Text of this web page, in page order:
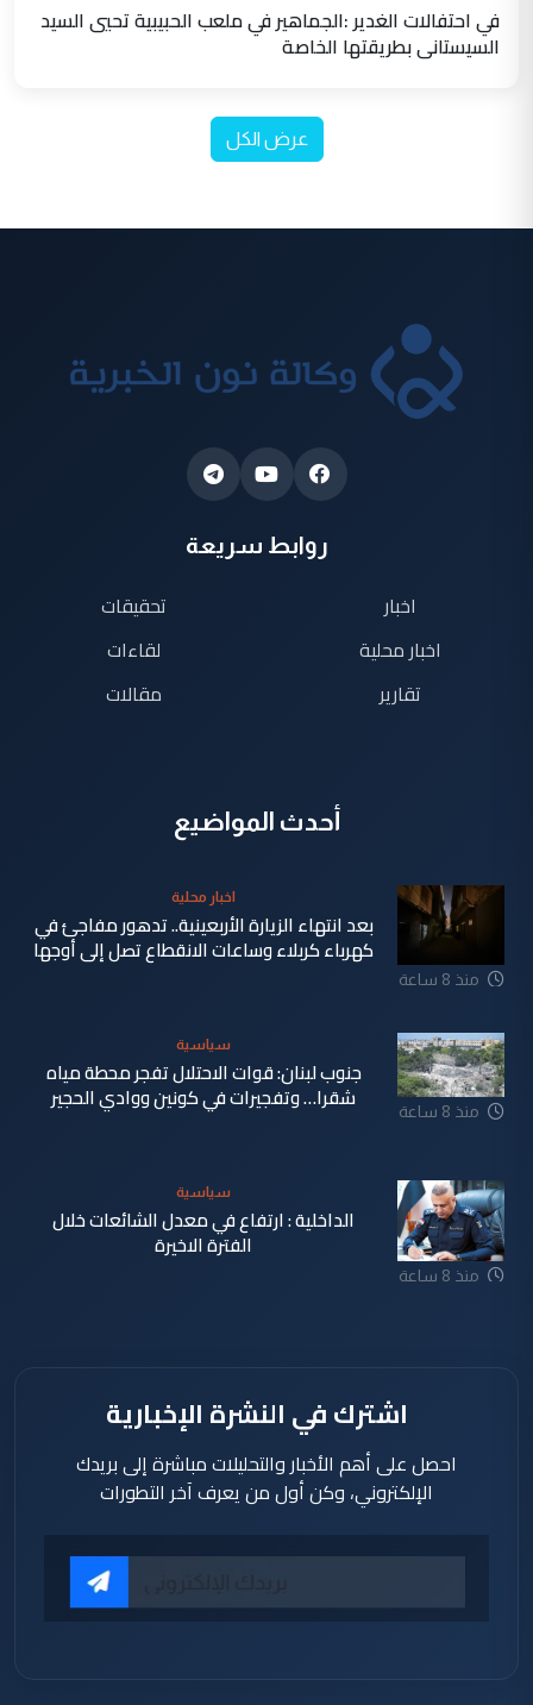
في احتفالات الغدير :الجماهير في ملعب الحبيبية تحيي السيد
السيستاني بطريقتها الخاصة
عرض الكل
روابط سريعة
اخبار
اخبار محلية
تقارير
تحقيقات
لقاءات
مقالات
أحدث المواضيع
منذ 8 ساعة
اخبار محلية
بعد انتهاء الزيارة الأربعينية.. تدهور مفاجئ في
كهرباء كربلاء وساعات الانقطاع تصل إلى أوجها
منذ 8 ساعة
سياسية
جنوب لبنان: قوات الاحتلال تفجر محطة مياه
شقرا… وتفجيرات في كونين ووادي الحجير
منذ 8 ساعة
سياسية
الداخلية : ارتفاع في معدل الشائعات خلال
الفترة الاخيرة
اشترك في النشرة الإخبارية
احصل على أهم الأخبار والتحليلات مباشرة إلى بريدك
الإلكتروني، وكن أول من يعرف آخر التطورات